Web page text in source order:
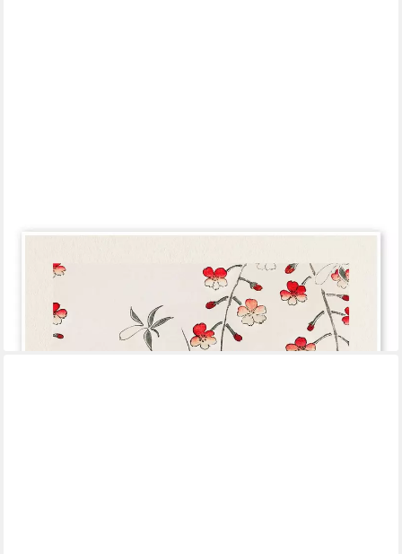
POSTERLOUNGE
als Poster, Leinwandbild, Wandsticker oder Acrylglasbild
lieferbar - in 5-6 Werktagen bei dir